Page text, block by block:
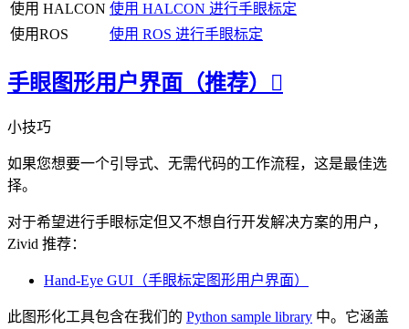
使用 HALCON 使用 HALCON 进行手眼标定
使用ROS
使用 ROS 进行手眼标定
手眼图形用户界面（推荐） 
小技巧
如果您想要一个引导式、无需代码的工作流程，这是最佳选
择。
对于希望进行手眼标定但又不想自行开发解决方案的用户，
Zivid 推荐：
Hand-Eye GUI（手眼标定图形用户界面）
此图形化工具包含在我们的 Python sample library 中。它涵盖